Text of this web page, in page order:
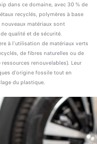
dans ce domaine, avec 30 % de
recyclés, polymères à base
matériaux sont
qualité et de sécurité.
à l’utilisation de matériaux verts
de fibres naturelles ou de
renouvelables). Leur
d’origine fossile tout en
du plastique.